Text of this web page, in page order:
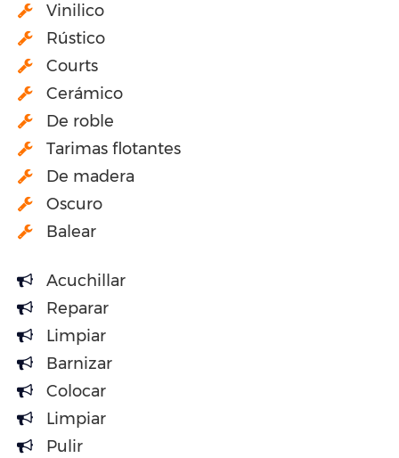
Vinilico
Rústico
Courts
Cerámico
De roble
Tarimas flotantes
De madera
Oscuro
Balear
Acuchillar
Reparar
Limpiar
Barnizar
Colocar
Limpiar
Pulir